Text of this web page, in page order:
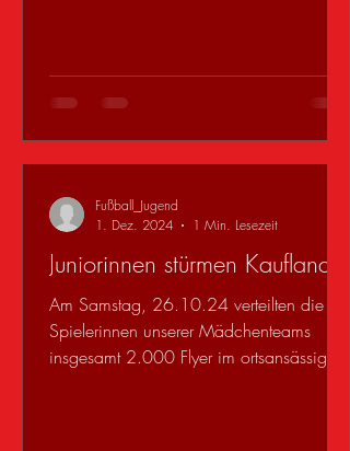
Juniorinnen stürmen Kaufland
Am Samstag, 26.10.24 verteilten die
Spielerinnen unserer Mädchenteams
insgesamt 2.000 Flyer im ortsansässigen
Fußball_Jugend
1. Dez. 2024
1 Min. Lesezeit